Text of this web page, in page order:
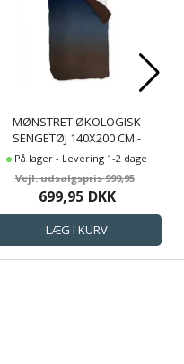
MØNSTRET ØKOLOGISK
SENGETØJ 140X200 CM -
SENGESÆT I 100% ØKOLOGISK
BOMULDSSATIN - SILENCE BLUE
- BEDDINGHOUSE
SENGELINNED
På lager - Levering 1-2 dage
999,95
699,95 DKK